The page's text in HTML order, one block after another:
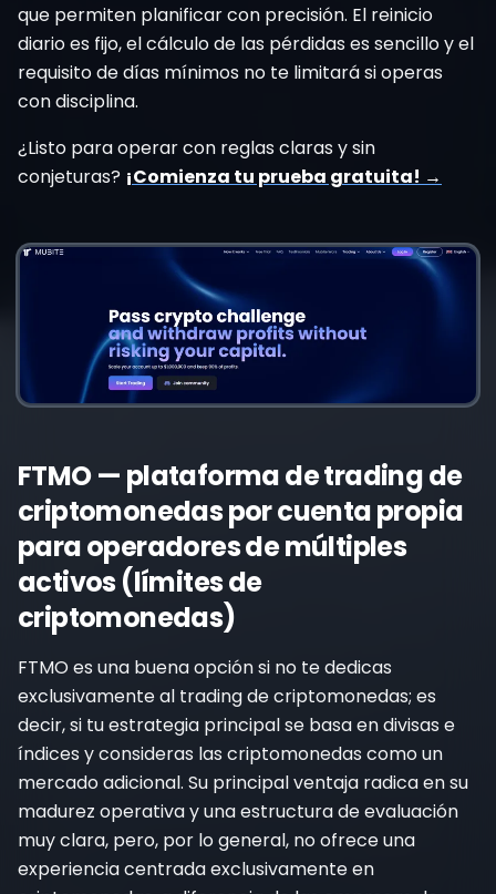
que permiten planificar con precisión. El reinicio
diario es fijo, el cálculo de las pérdidas es sencillo y el
requisito de días mínimos no te limitará si operas
con disciplina.
¿Listo para operar con reglas claras y sin
conjeturas? ¡Comienza tu prueba gratuita! →
FTMO — plataforma de trading de
criptomonedas por cuenta propia
para operadores de múltiples
activos (límites de
criptomonedas)
FTMO es una buena opción si no te dedicas
exclusivamente al trading de criptomonedas; es
decir, si tu estrategia principal se basa en divisas e
índices y consideras las criptomonedas como un
mercado adicional. Su principal ventaja radica en su
madurez operativa y una estructura de evaluación
muy clara, pero, por lo general, no ofrece una
experiencia centrada exclusivamente en